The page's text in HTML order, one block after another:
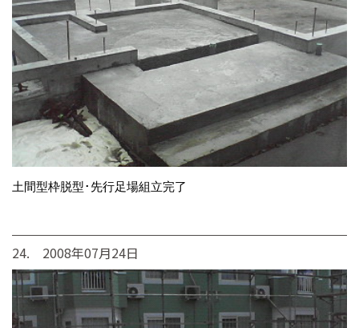
土間型枠脱型･先行足場組立完了
24. 2008年07月24日